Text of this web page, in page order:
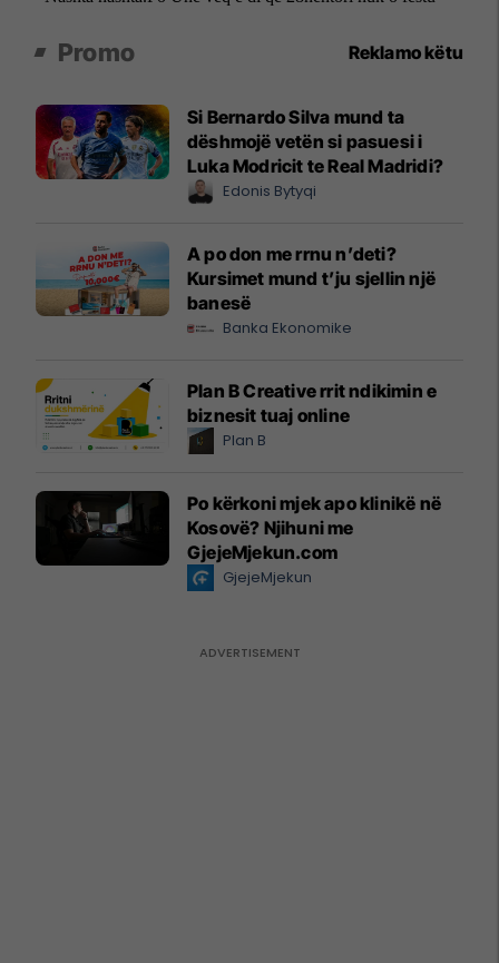
Promo Reklamo këtu
Si Bernardo Silva mund ta
dëshmojë vetën si pasuesi i
Luka Modricit te Real Madridi?
Edonis Bytyqi
A po don me rrnu n’deti?
Kursimet mund t’ju sjellin një
banesë
Banka Ekonomike
Plan B Creative rrit ndikimin e
biznesit tuaj online
Plan B
Po kërkoni mjek apo klinikë në
Kosovë? Njihuni me
GjejeMjekun.com
GjejeMjekun